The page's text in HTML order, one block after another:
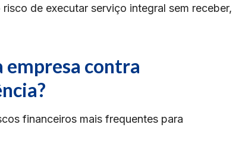
de executar serviço integral sem receber,
empresa contra
financeiros mais frequentes para